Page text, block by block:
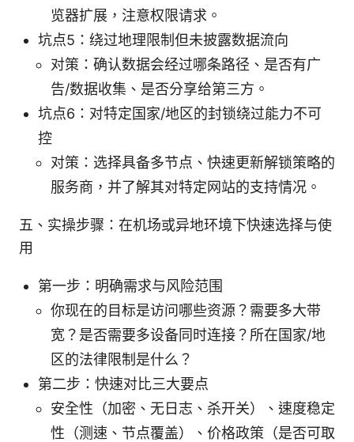
览器扩展，注意权限请求。
坑点5：绕过地理限制但未披露数据流向
对策：确认数据会经过哪条路径、是否有广
告/数据收集、是否分享给第三方。
坑点6：对特定国家/地区的封锁绕过能力不可
控
对策：选择具备多节点、快速更新解锁策略的
服务商，并了解其对特定网站的支持情况。
五、实操步骤：在机场或异地环境下快速选择与使
用
第一步：明确需求与风险范围
你现在的目标是访问哪些资源？需要多大带
宽？是否需要多设备同时连接？所在国家/地
区的法律限制是什么？
第二步：快速对比三大要点
安全性（加密、无日志、杀开关）、速度稳定
性（测速、节点覆盖）、价格政策（是否可取